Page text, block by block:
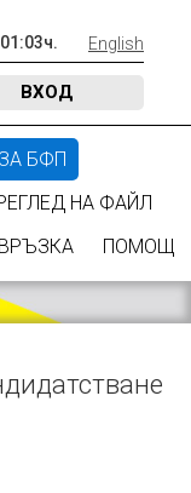
01 :03ч. English
ВХОД
БФП
НА ФАЙЛ
ПОМОЩ